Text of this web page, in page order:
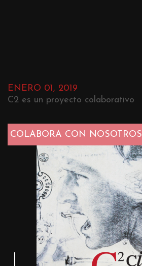
ENERO 01, 2019
C2 es un proyecto colaborativo
COLABORA CON NOSOTROS